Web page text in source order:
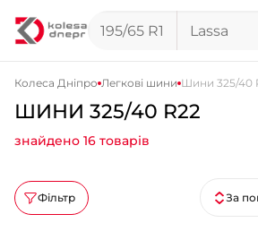
+38
Колеса Дніпро Легкові шини Шини 325/40
ШИНИ 325/40 R22
знайдено 16 товарів
Фільтр За